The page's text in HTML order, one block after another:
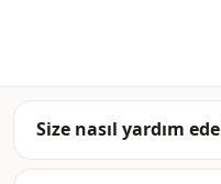
الطول
Size nasıl yardım